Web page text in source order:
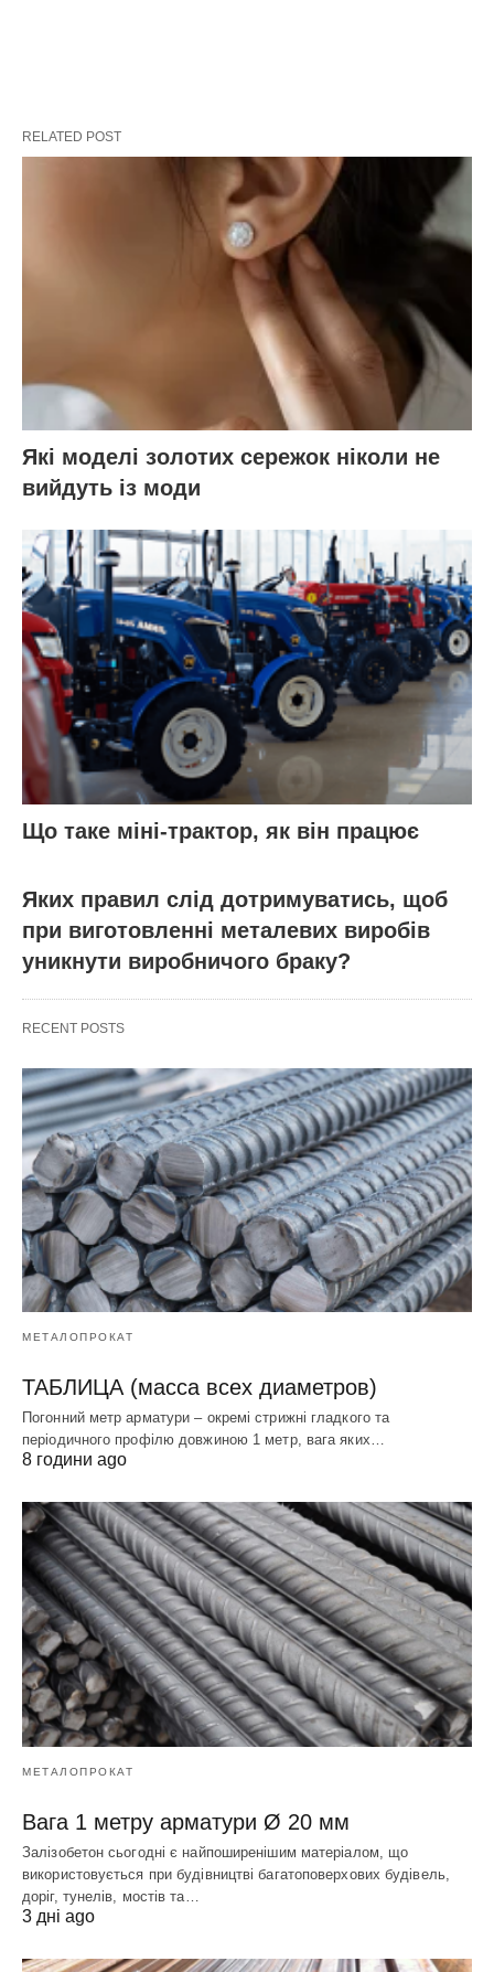
RELATED POST
Які моделі золотих сережок ніколи не
вийдуть із моди
Що таке міні-трактор, як він працює
Яких правил слід дотримуватись, щоб
при виготовленні металевих виробів
уникнути виробничого браку?
RECENT POSTS
МЕТАЛОПРОКАТ
ТАБЛИЦА (масса всех диаметров)
Погонний метр арматури – окремі стрижні гладкого та
періодичного профілю довжиною 1 метр, вага яких…
8 години ago
МЕТАЛОПРОКАТ
Вага 1 метру арматури Ø 20 мм
Залізобетон сьогодні є найпоширенішим матеріалом, що
використовується при будівництві багатоповерхових будівель,
доріг, тунелів, мостів та…
3 дні ago